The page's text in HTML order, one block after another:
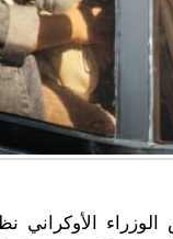
الأوكراني